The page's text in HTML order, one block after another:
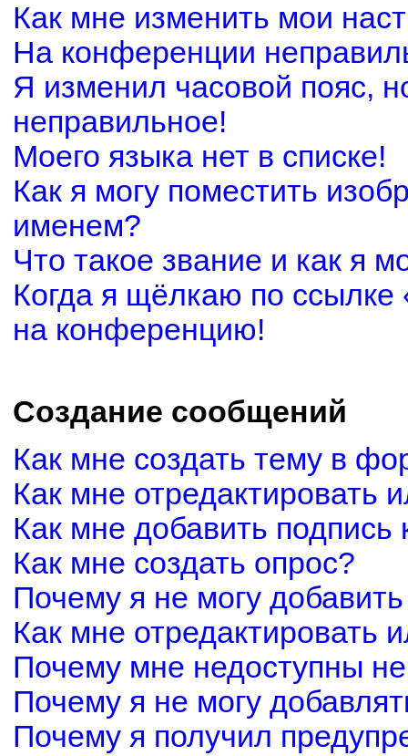
Как мне изменить мои
На конференции
Я изменил часовой пояс,
неправильное!
Моего языка нет в списке!
Как я могу поместить
именем?
Что такое звание и как я
Когда я щёлкаю по ссылке
на конференцию!
Создание сообщений
Как мне создать тему в
Как мне отредактировать
Как мне добавить
Как мне создать опрос?
Почему я не могу
Как мне отредактировать
Почему мне недоступны
Почему я не могу
Почему я получил